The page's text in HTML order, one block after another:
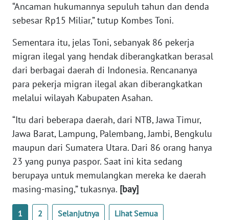
“Ancaman hukumannya sepuluh tahun dan denda
sebesar Rp15 Miliar,” tutup Kombes Toni.
Sementara itu, jelas Toni, sebanyak 86 pekerja
migran ilegal yang hendak diberangkatkan berasal
dari berbagai daerah di Indonesia. Rencananya
para pekerja migran ilegal akan diberangkatkan
melalui wilayah Kabupaten Asahan.
“Itu dari beberapa daerah, dari NTB, Jawa Timur,
Jawa Barat, Lampung, Palembang, Jambi, Bengkulu
maupun dari Sumatera Utara. Dari 86 orang hanya
23 yang punya paspor. Saat ini kita sedang
berupaya untuk memulangkan mereka ke daerah
masing-masing,” tukasnya. [bay]
1 2 Selanjutnya Lihat Semua
BANTEN
NTT
WN
KEPRI
PAPUA
WN
PAPUA
BARAT
RIAU